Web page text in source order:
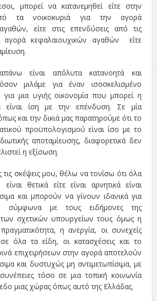
μπορεί να κατανεμηθεί είτε στην
τα νοικοκυριά για την αγορά
είτε στις επενδύσεις από τις
αγορά κεφαλαιουχικών αγαθών είτε
είναι απόλυτα κατανοητά και
μιλάμε για έναν ισοσκελισμένο
μια υγιής οικονομία που μπορεί η
είναι ίση με την επένδυση. Σε μία
και την δικιά μας παρατηρούμε ότι το
προϋπολογισμού είναι ίσο με το
αποταμίευσης, διαφορετικά δεν
η εξίσωση.
σκέψεις μου, θέλω να τονίσω ότι όλα
θετικά είτε είναι αρνητικά είναι
και μπορούν να γίνουν ιδανικά για
σύμφωνα με τους ειδήμονες της
σχετικών υπουργείων τους όμως η
η ανεργία, οι συνεχείς
όλα τα είδη, οι κατασχέσεις και το
επιχειρήσεων στην αγορά αποτελούν
και δυστυχώς μη αντιμετωπίσιμα, με
τόσο σε μια τοπική κοινωνία
μιας χώρας όπως αυτό της Ελλάδας.